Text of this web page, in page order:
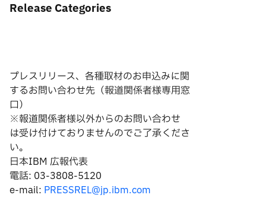
Release Categories
プレスリリース、各種取材のお申込みに関
するお問い合わせ先（報道関係者様専用窓
口）
※報道関係者様以外からのお問い合わせ
は受け付けておりませんのでご了承くださ
い。
日本IBM 広報代表
電話: 03-3808-5120
e-mail: PRESSREL@jp.ibm.com